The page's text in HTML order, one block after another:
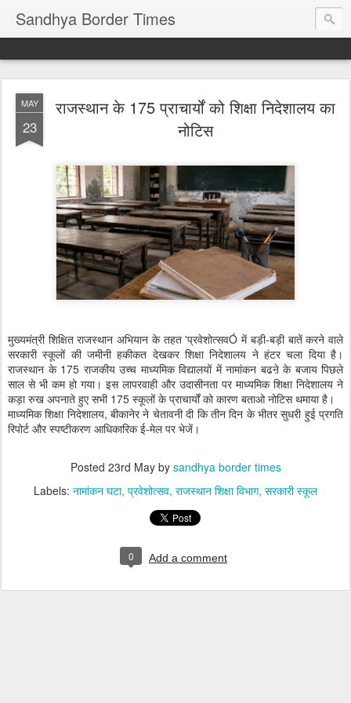
Sandhya Border Times
MAY
23
राजस्थान के 175 प्राचार्यों को शिक्षा निदेशालय का
नोटिस
मुख्यमंत्री शिक्षित राजस्थान अभियान के तहत 'प्रवेशोत्सवÓ में बड़ी-बड़ी बातें करने वाले
सरकारी स्कूलों की जमीनी हकीकत देखकर शिक्षा निदेशालय ने हंटर चला दिया है।
राजस्थान के 175 राजकीय उच्च माध्यमिक विद्यालयों में नामांकन बढऩे के बजाय पिछले
साल से भी कम हो गया। इस लापरवाही और उदासीनता पर माध्यमिक शिक्षा निदेशालय ने
कड़ा रुख अपनाते हुए सभी 175 स्कूलों के प्राचार्यों को कारण बताओ नोटिस थमाया है।
माध्यमिक शिक्षा निदेशालय, बीकानेर ने चेतावनी दी कि तीन दिन के भीतर सुधरी हुई प्रगति
रिपोर्ट और स्पष्टीकरण आधिकारिक ई-मेल पर भेजें।
Posted 23rd Mayby sandhya border times
Labels: नामांकन घटा प्रवेशोत्सव राजस्थान शिक्षा विभाग सरकारी स्कूल
0 Add a comment